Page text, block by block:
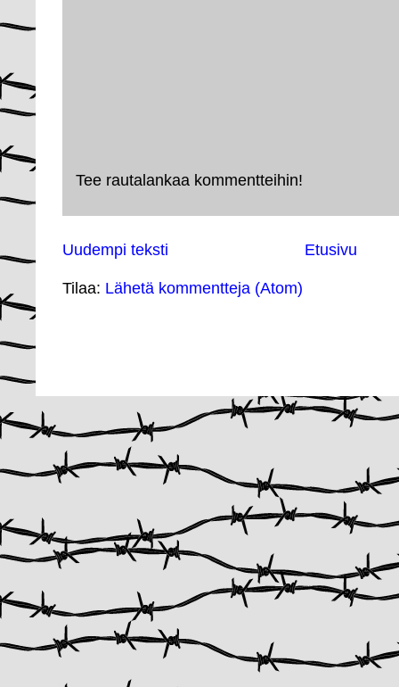
Tee rautalankaa kommentteihin!
Uudempi teksti Etusivu
Tilaa: Lähetä kommentteja (Atom)